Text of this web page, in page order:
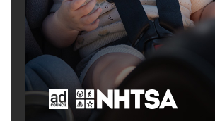
lại thể hiện sự thân mật với
nghiệp thuộc sở hữu của Đảng
nước Việt Nam, cũng như với
đang bị FBI điều tra và truy tố,
người dân mất lòng tin, hoang